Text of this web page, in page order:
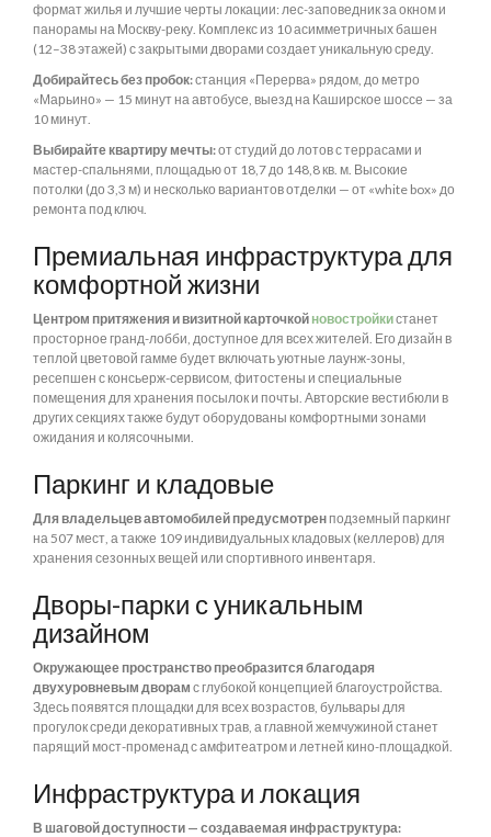
формат жилья и лучшие черты локации: лес-заповедник за окном и
панорамы на Москву-реку. Комплекс из 10 асимметричных башен
(12–38 этажей) с закрытыми дворами создает уникальную среду.
Добирайтесь без пробок:станция «Перерва» рядом, до метро
«Марьино» — 15 минут на автобусе, выезд на Каширское шоссе — за
10 минут.
Выбирайте квартиру мечты:от студий до лотов с террасами и
мастер-спальнями, площадью от 18,7 до 148,8 кв. м. Высокие
потолки (до 3,3 м) и несколько вариантов отделки — от «white box» до
ремонта под ключ.
Премиальная инфраструктура для
комфортной жизни
Центром притяжения и визитной карточкой новостройкистанет
просторное гранд-лобби, доступное для всех жителей. Его дизайн в
теплой цветовой гамме будет включать уютные лаунж-зоны,
ресепшен с консьерж-сервисом, фитостены и специальные
помещения для хранения посылок и почты. Авторские вестибюли в
других секциях также будут оборудованы комфортными зонами
ожидания и колясочными.
Паркинг и кладовые
Для владельцев автомобилей предусмотрен подземный паркинг
на 507 мест, а также 109 индивидуальных кладовых (келлеров) для
хранения сезонных вещей или спортивного инвентаря.
Дворы-парки с уникальным
дизайном
Окружающее пространство преобразится благодаря
двухуровневым дворам с глубокой концепцией благоустройства.
Здесь появятся площадки для всех возрастов, бульвары для
прогулок среди декоративных трав, а главной жемчужиной станет
парящий мост-променад с амфитеатром и летней кино-площадкой.
Инфраструктура и локация
В шаговой доступности — создаваемая инфраструктура: